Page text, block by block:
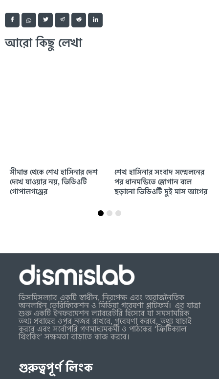
আরো কিছু লেখা
সীমান্ত থেকে শেখ হাসিনার দেশ
দেখে যাওয়ার নয়, ভিডিওটি
গোপালগঞ্জের
শেখ হাসিনার সংবাদ সম্মেলনের
পর ধানমন্ডিতে স্লোগান বলে
ছড়ানো ভিডিওটি দুই মাস আগের
ডিসমিসল্যাব একটি স্বাধীন, নিরপেক্ষ এবং অরাজনৈতিক
অনলাইন ভেরিফিকেশন ও মিডিয়া গবেষণা প্লাটফর্ম। এর যাত্রা
শুরু একটি ইনফরমেশন ল্যাবরেটরি হিসেবে যা সমসাময়িক
তথ্য প্রবাহের ওপর নজর রাখবে, গবেষণা করবে, তথ্য যাচাই
করবে এবং সর্বোপরি গণমাধ্যমকর্মী ও পাঠকের ‘ক্রিটিক্যাল
থিংকিং’ সক্ষমতা বাড়াতে কাজ করবে।
গুরুত্বপূর্ণ লিংক